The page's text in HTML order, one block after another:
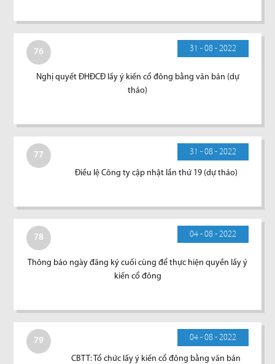
76 31 - 08 - 2022
Nghị quyết ĐHĐCĐ lấy ý kiến cổ đông bằng văn bản (dự
thảo)
77 31 - 08 - 2022
Điều lệ Công ty cập nhật lần thứ 19 (dự thảo)
78 04 - 08 - 2022
Thông báo ngày đăng ký cuối cùng để thực hiện quyền lấy ý
kiến cổ đông
79 04 - 08 - 2022
CBTT: Tổ chức lấy ý kiến cổ đông bằng văn bản